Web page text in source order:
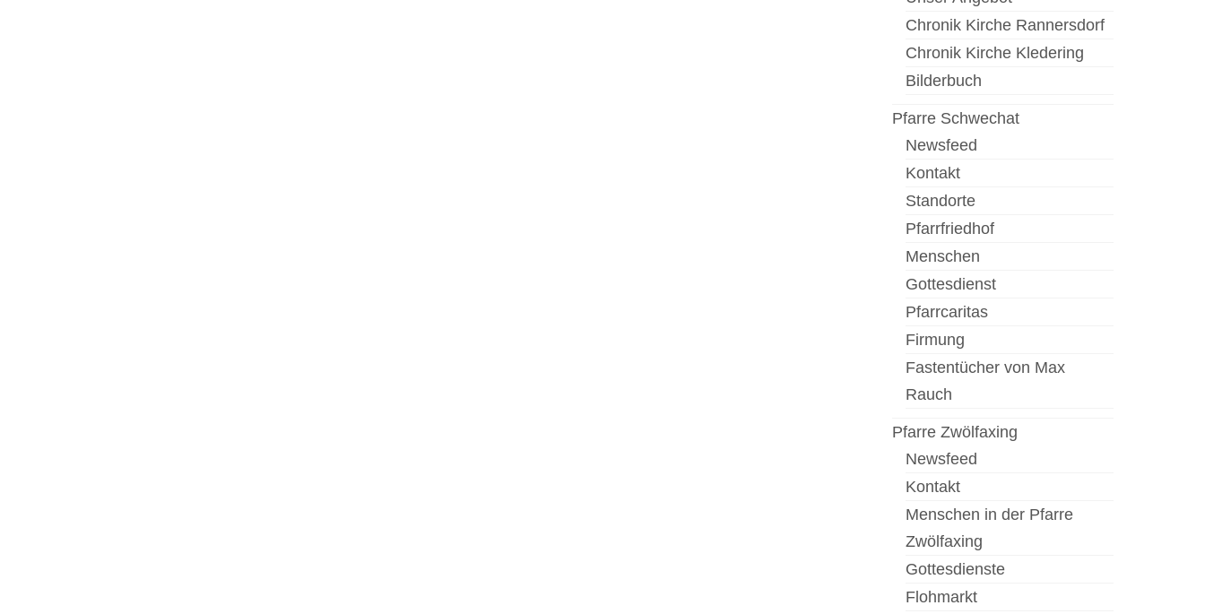
Chronik Kirche Rannersdorf
Chronik Kirche Kledering
Bilderbuch
Pfarre Schwechat
Newsfeed
Kontakt
Standorte
Pfarrfriedhof
Menschen
Gottesdienst
Pfarrcaritas
Firmung
Fastentücher von Max
Rauch
Pfarre Zwölfaxing
Newsfeed
Kontakt
Menschen in der Pfarre
Zwölfaxing
Gottesdienste
Flohmarkt